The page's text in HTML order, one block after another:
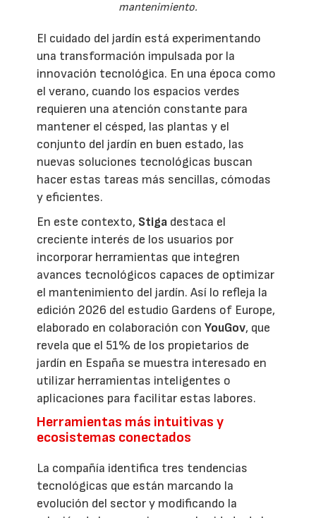
mantenimiento.
El cuidado del jardín está experimentando
una transformación impulsada por la
innovación tecnológica. En una época como
el verano, cuando los espacios verdes
requieren una atención constante para
mantener el césped, las plantas y el
conjunto del jardín en buen estado, las
nuevas soluciones tecnológicas buscan
hacer estas tareas más sencillas, cómodas
y eficientes.
En este contexto, Stiga destaca el
creciente interés de los usuarios por
incorporar herramientas que integren
avances tecnológicos capaces de optimizar
el mantenimiento del jardín. Así lo refleja la
edición 2026 del estudio Gardens of Europe,
elaborado en colaboración conYouGov, que
revela que el 51% de los propietarios de
jardín en España se muestra interesado en
utilizar herramientas inteligentes o
aplicaciones para facilitar estas labores.
Herramientas más intuitivas y
ecosistemas conectados
La compañía identifica tres tendencias
tecnológicas que están marcando la
evolución del sector y modificando la